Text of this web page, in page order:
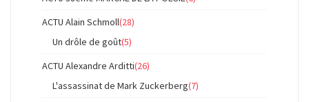
ACTU Alain Schmoll(28)
Un drôle de goût(5)
ACTU Alexandre Arditti(26)
L'assassinat de Mark Zuckerberg(7)